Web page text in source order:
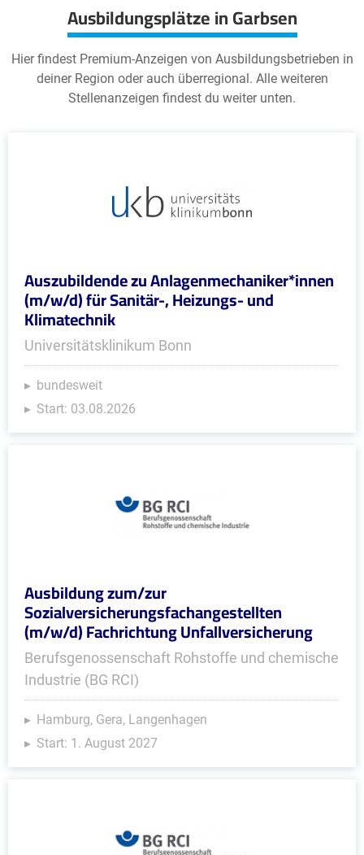
Ausbildungsplätze in Garbsen
Hier findest Premium-Anzeigen von Ausbildungsbetrieben in
deiner Region oder auch überregional. Alle weiteren
Stellenanzeigen findest du weiter unten.
Auszubildende zu Anlagenmechaniker*innen
(m/w/d) für Sanitär-, Heizungs- und
Klimatechnik
Universitätsklinikum Bonn
bundesweit
Start: 03.08.2026
Ausbildung zum/zur
Sozialversicherungsfachangestellten
(m/w/d) Fachrichtung Unfallversicherung
Berufsgenossenschaft Rohstoffe und chemische
Industrie (BG RCI)
Hamburg, Gera, Langenhagen
Start: 1. August 2027